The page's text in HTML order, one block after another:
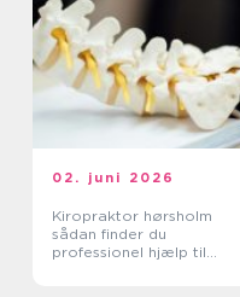
02. juni 2026
Kiropraktor hørsholm
sådan finder du
professionel hjælp til